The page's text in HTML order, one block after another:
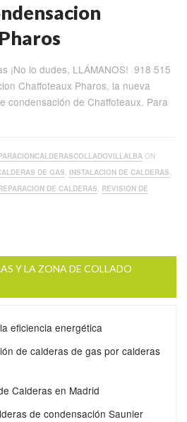
¡No lo dudes, LLÁMANOS! 918 515
Chaffoteaux Pharos, la nueva
condensación de Chaffoteaux. Para
ON
DE GAS, INSTALACION DE CALDERAS,
DE CALDERAS, REVISION DE
Y LA ZONA DE COLLADO
eficiencia energética
de calderas de gas por calderas
Calderas en Madrid
de condensación Saunier